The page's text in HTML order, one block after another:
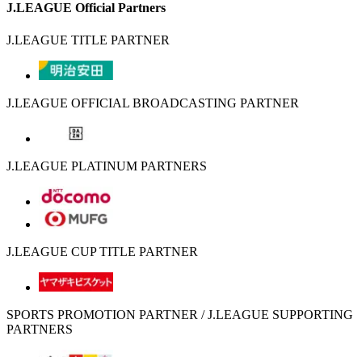
J.LEAGUE Official Partners
J.LEAGUE TITLE PARTNER
J.LEAGUE OFFICIAL BROADCASTING PARTNER
J.LEAGUE PLATINUM PARTNERS
J.LEAGUE CUP TITLE PARTNER
SPORTS PROMOTION PARTNER / J.LEAGUE SUPPORTING
PARTNERS